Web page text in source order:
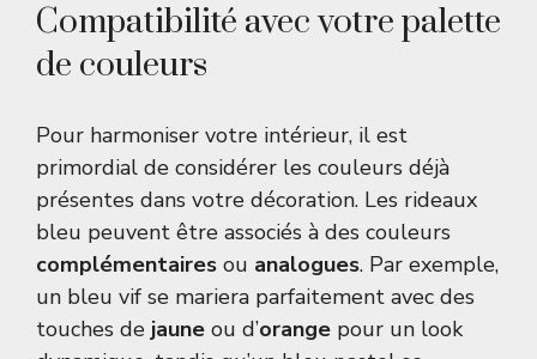
Compatibilité avec votre palette
de couleurs
Pour harmoniser votre intérieur, il est
primordial de considérer les couleurs déjà
présentes dans votre décoration. Les rideaux
bleu peuvent être associés à des couleurs
complémentaires ou analogues. Par exemple,
un bleu vif se mariera parfaitement avec des
touches de jaune ou d’orange pour un look